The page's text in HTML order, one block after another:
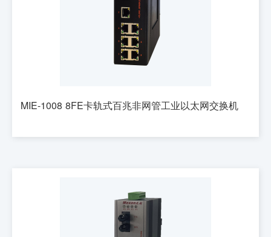
MIE-1008 8FE卡轨式百兆非网管工业以太网交换机